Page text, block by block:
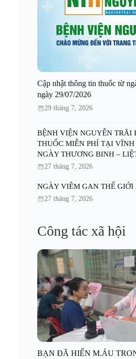
Cập nhật thông tin thuốc từ
ngày 29/07/2026
29 tháng 7, 2026
BỆNH VIỆN NGUYỄN TRÃI
THUỐC MIỄN PHÍ TẠI
NGÀY THƯƠNG BINH –
27 tháng 7, 2026
NGÀY VIÊM GAN THẾ GIỚI
27 tháng 7, 2026
Công tác xã hội
BẠN ĐÃ HIẾN M.ÁU